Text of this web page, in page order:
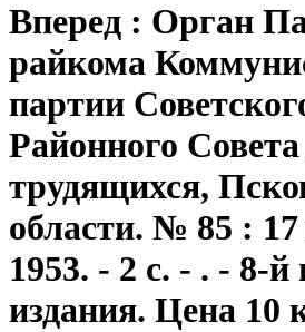
Вперед : Орган
райкома
партии
Районного Совета
трудящихся,
области. № 85 :
1953. - 2 с. - . - 8-й
издания. Цена 10